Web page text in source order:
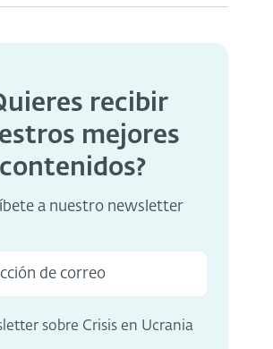
recibir
mejores
contenidos?
a nuestro newsletter
sobre Crisis en Ucrania